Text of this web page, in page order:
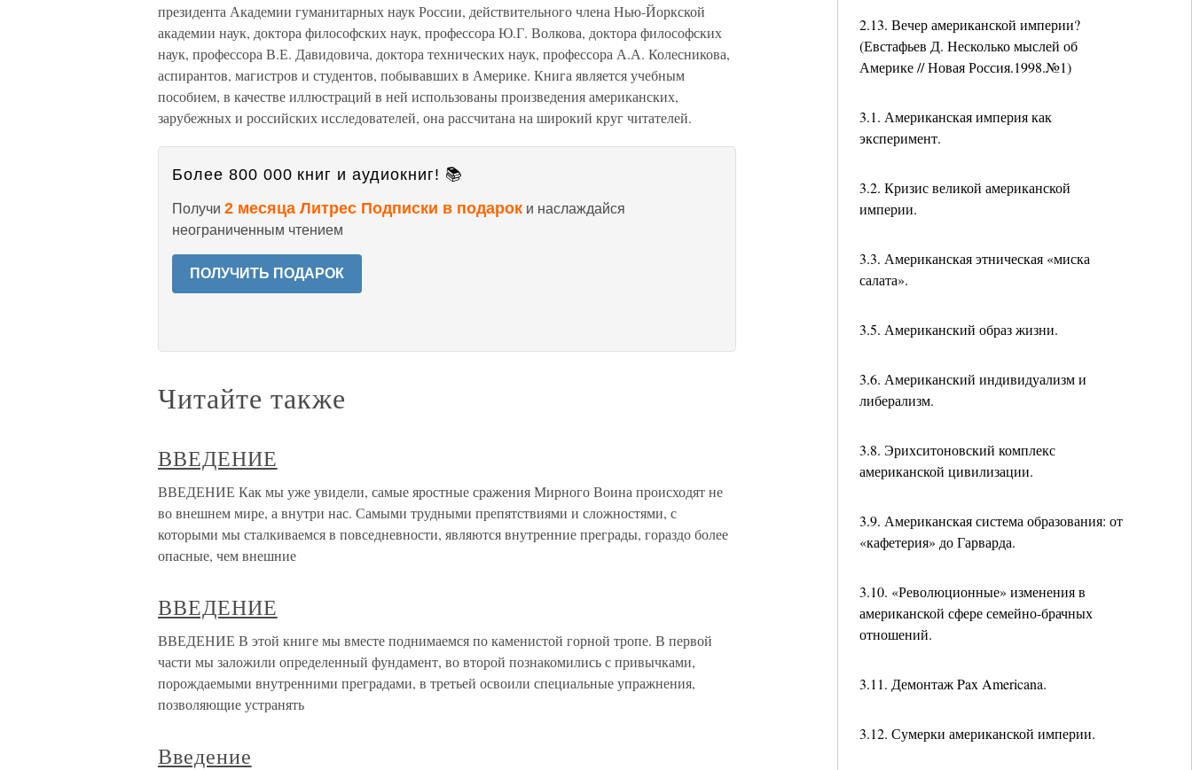
2.13. Вечер американской империи?
(Евстафьев Д. Несколько мыслей об
Америке // Новая Россия.1998.№1)
3.1. Американская империя как
эксперимент.
3.2. Кризис великой американской
империи.
3.3. Американская этническая «миска
салата».
3.5. Американский образ жизни.
3.6. Американский индивидуализм и
либерализм.
3.8. Эрихситоновский комплекс
американской цивилизации.
3.9. Американская система образования: от
«кафетерия» до Гарварда.
3.10. «Революционные» изменения в
американской сфере семейно-брачных
отношений.
3.11. Демонтаж Pax Americana.
3.12. Сумерки американской империи.
президента Академии гуманитарных наук России, действительного члена Нью-Йоркской
академии наук, доктора философских наук, профессора Ю.Г. Волкова, доктора философских
наук, профессора В.Е. Давидовича, доктора технических наук, профессора А.А. Колесникова,
аспирантов, магистров и студентов, побывавших в Америке. Книга является учебным
пособием, в качестве иллюстраций в ней использованы произведения американских,
зарубежных и российских исследователей, она рассчитана на широкий круг читателей.
Более 800 000 книг и аудиокниг! 📚
Получи 2 месяца Литрес Подписки в подарок и наслаждайся
неограниченным чтением
ПОЛУЧИТЬ ПОДАРОК
Читайте также
ВВЕДЕНИЕ
ВВЕДЕНИЕ Как мы уже увидели, самые яростные сражения Мирного Воина происходят не
во внешнем мире, а внутри нас. Самыми трудными препятствиями и сложностями, с
которыми мы сталкиваемся в повседневности, являются внутренние преграды, гораздо более
опасные, чем внешние
ВВЕДЕНИЕ
ВВЕДЕНИЕ В этой книге мы вместе поднимаемся по каменистой горной тропе. В первой
части мы заложили определенный фундамент, во второй познакомились с привычками,
порождаемыми внутренними преградами, в третьей освоили специальные упражнения,
позволяющие устранять
Введение